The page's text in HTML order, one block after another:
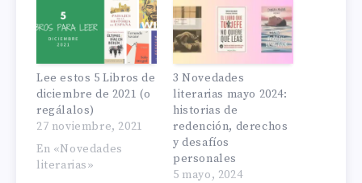
Lee estos 5 Libros de
diciembre de 2021 (o
regálalos)
27 noviembre, 2021
En «Novedades
literarias»
3 Novedades
literarias mayo 2024:
historias de
redención, derechos
y desafíos
personales
5 mayo, 2024